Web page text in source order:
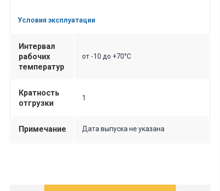
Условия эксплуатации
Интервал
рабочих
температур
от -10 до +70°C
Кратность
отгрузки
1
Примечание Дата выпуска не указана